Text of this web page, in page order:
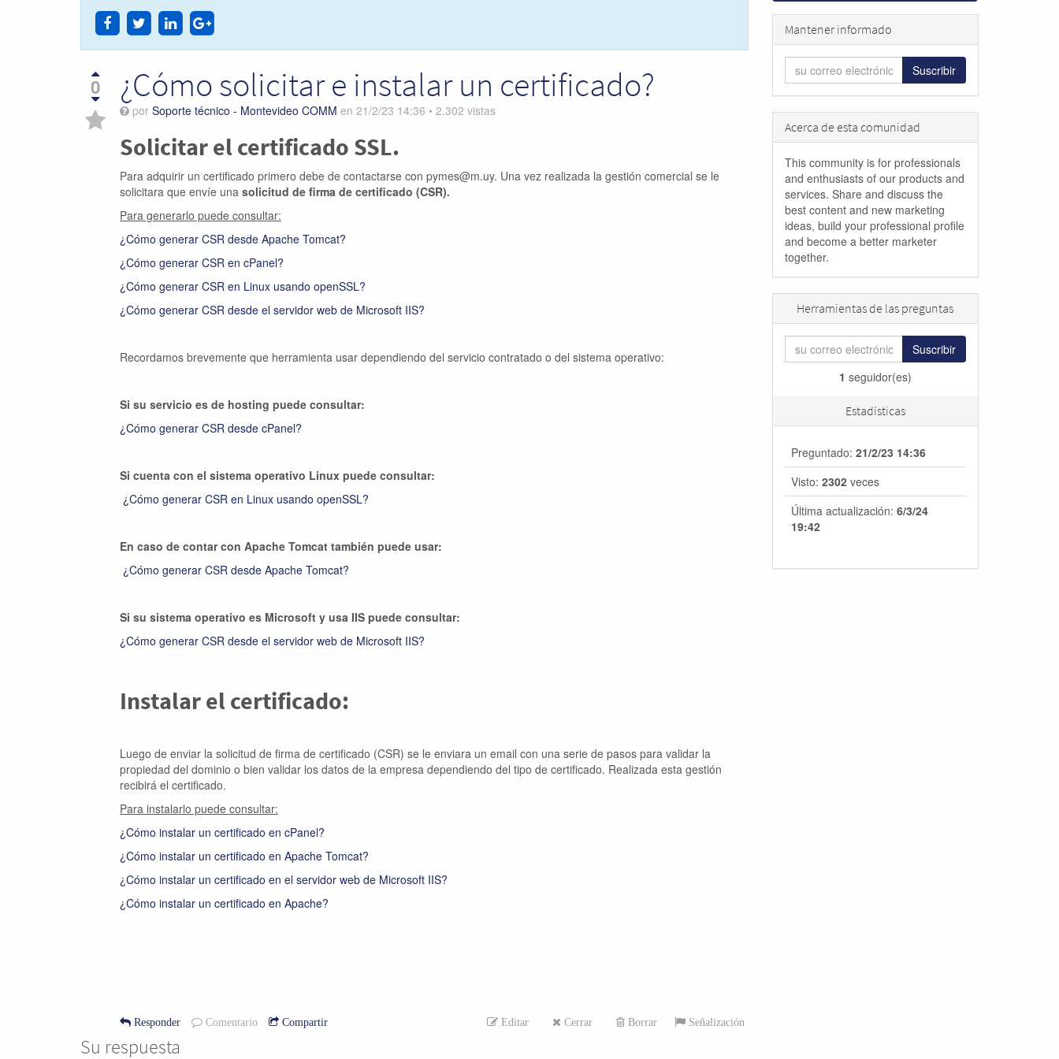
0 ¿Cómo solicitar e instalar un certificado?
por Soporte técnico - Montevideo COMM en 21/2/23 14:36 • 2.302 vistas
Solicitar el certificado SSL.
Para adquirir un certificado primero debe de contactarse con pymes@m.uy. Una vez realizada la gestión comercial se le
solicitara que envíe una solicitud de firma de certificado (CSR).
Para generarlo puede consultar:
¿Cómo generar CSR desde Apache Tomcat?
¿Cómo generar CSR en cPanel?
¿Cómo generar CSR en Linux usando openSSL?
¿Cómo generar CSR desde el servidor web de Microsoft IIS?
Recordamos brevemente que herramienta usar dependiendo del servicio contratado o del sistema operativo:
Si su servicio es de hosting puede consultar:
¿Cómo generar CSR desde cPanel?
Si cuenta con el sistema operativo Linux puede consultar:
¿Cómo generar CSR en Linux usando openSSL?
En caso de contar con Apache Tomcat también puede usar:
¿Cómo generar CSR desde Apache Tomcat?
Si su sistema operativo es Microsoft y usa IIS puede consultar:
¿Cómo generar CSR desde el servidor web de Microsoft IIS?
Instalar el certificado:
Luego de enviar la solicitud de firma de certificado (CSR) se le enviara un email con una serie de pasos para validar la
propiedad del dominio o bien validar los datos de la empresa dependiendo del tipo de certificado. Realizada esta gestión
recibirá el certificado.
Para instalarlo puede consultar:
¿Cómo instalar un certificado en cPanel?
¿Cómo instalar un certificado en Apache Tomcat?
¿Cómo instalar un certificado en el servidor web de Microsoft IIS?
¿Cómo instalar un certificado en Apache?
Editar Cerrar Borrar Señalización
Responder Comentario Compartir
Su respuesta
Mantener informado
Suscribir
Acerca de esta comunidad
This community is for professionals
and enthusiasts of our products and
services. Share and discuss the
best content and new marketing
ideas, build your professional profile
and become a better marketer
together.
Herramientas de las preguntas
Suscribir
1 seguidor(es)
Estadísticas
Preguntado: 21/2/23 14:36
Visto: 2302 veces
Última actualización: 6/3/24
19:42